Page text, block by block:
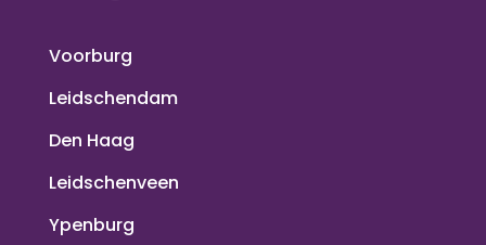
Voorburg
Leidschendam
Den Haag
Leidschenveen
Ypenburg